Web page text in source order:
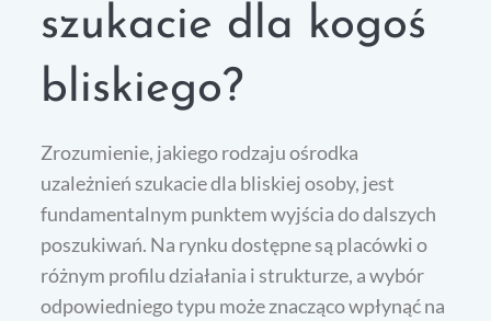
szukacie dla kogoś
bliskiego?
Zrozumienie, jakiego rodzaju ośrodka
uzależnień szukacie dla bliskiej osoby, jest
fundamentalnym punktem wyjścia do dalszych
poszukiwań. Na rynku dostępne są placówki o
różnym profilu działania i strukturze, a wybór
odpowiedniego typu może znacząco wpłynąć na